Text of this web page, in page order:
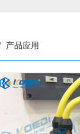
产品应用